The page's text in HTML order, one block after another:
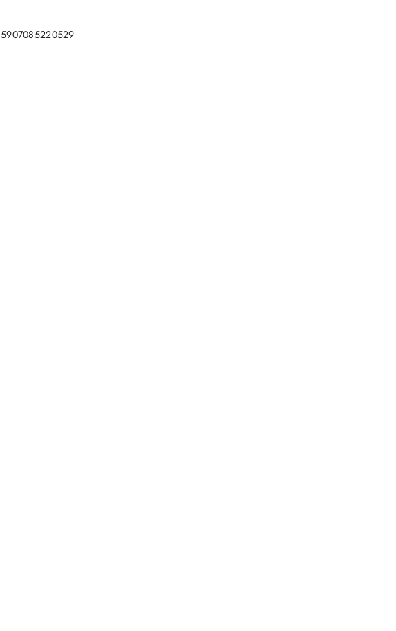
5907085220529